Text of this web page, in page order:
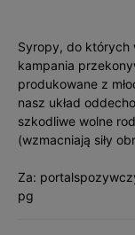
Syropy, do których
kampania
produkowane z
nasz układ
szkodliwe wolne
(wzmacniają siły
Za:
pg